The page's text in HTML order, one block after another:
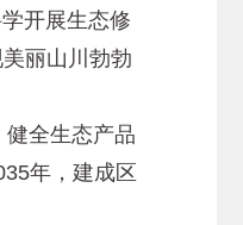
开展生态修
丽山川勃勃
全生态产品
年，建成区